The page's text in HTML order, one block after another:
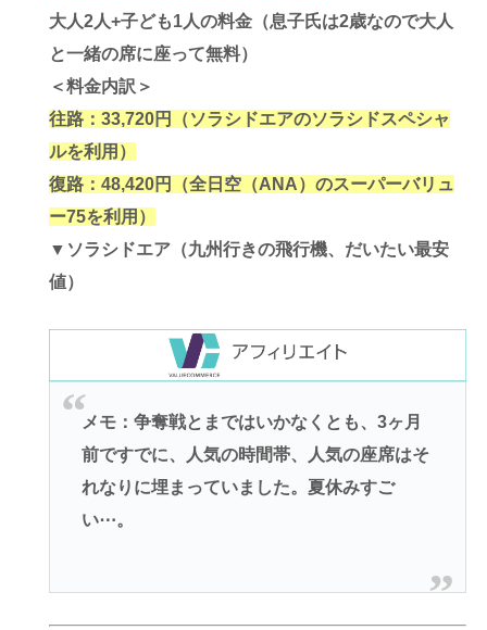
大人2人+子ども1人の料金（息子氏は2歳なので大人
と一緒の席に座って無料）
＜料金内訳＞
往路：33,720円（ソラシドエアのソラシドスペシャ
ルを利用）
復路：48,420円（全日空（ANA）のスーパーバリュ
ー75を利用）
▼ソラシドエア（九州行きの飛行機、だいたい最安
値）
メモ：争奪戦とまではいかなくとも、3ヶ月
前ですでに、人気の時間帯、人気の座席はそ
れなりに埋まっていました。夏休みすご
い⋯。